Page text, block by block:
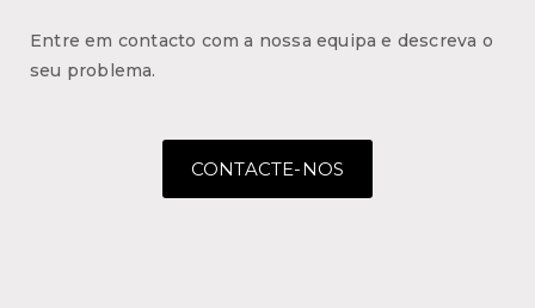
Entre em contacto com a nossa equipa e descreva o
seu problema.
CONTACTE-NOS